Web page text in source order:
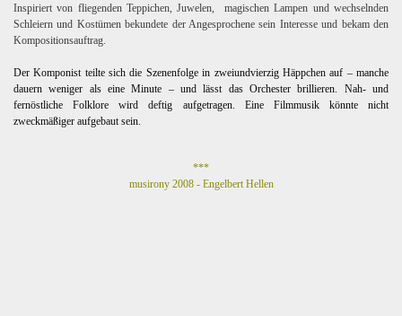
Inspiriert von fliegenden Teppichen, Juwelen,
magischen Lampen und wechselnden
Schleiern und Kostümen bekundete der Angesprochene sein Interesse und bekam den
Kompositionsauftrag.
Der Komponist teilte sich die Szenenfolge in zweiundvierzig Häppchen auf – manche
dauern weniger als eine Minute – und lässt das Orchester brillieren. Nah- und
fernöstliche Folklore wird deftig aufgetragen. Eine Filmmusik könnte nicht
zweckmäßiger aufgebaut sein.
***
musirony 2008 - Engelbert Hellen